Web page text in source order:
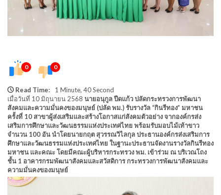
0 0
Read Time:
1 Minute, 40 Second
เมื่อวันที่ 10 มิถุนายน 2568 นายอนุกูล ปีดแก้ว ปลัดกระทรวงการพัฒนา
สังคมและความมั่นคงของมนุษย์ (ปลัด พม.) รับรางวัล “กินรีทอง” มหาชน
ครั้งที่ 10 สาขาผู้ส่งเสริมและสร้างโอกาสแก่สังคมตัวอย่าง จากองค์กรส่ง
เสริมการศึกษาและวัฒนธรรมแห่งประเทศไทย พร้อมรับมอบไม้เท้าขาว
จำนวน 100 อัน นำโดยนายกฤต สุวรรณวิไลกุล ประธานองค์กรส่งเสริมการ
ศึกษาและวัฒนธรรมแห่งประเทศไทย ในฐานะประธานจัดงานรางวัลกินรีทอง
มหาชน และคณะ โดยมีคณะผู้บริหารกระทรวง พม. เข้าร่วม ณ บริเวณโถง
ชั้น 1 อาคารกรมพัฒนาสังคมและสวัสดิการ กระทรวงการพัฒนาสังคมและ
ความมั่นคงของมนุษย์